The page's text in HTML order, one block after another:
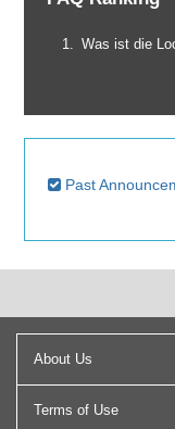
Was ist die
Past
About Us
Terms of Use